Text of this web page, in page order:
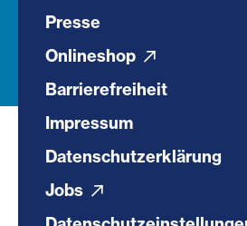
Presse
Onlineshop
Barrierefreiheit
Impressum
Datenschutzerklärung
Jobs